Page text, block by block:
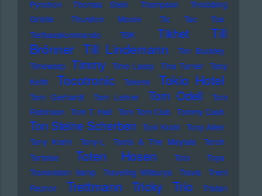
Pynchon
Thomas Stein Thompson
Throbbing
Gristle
Thurston Moore
Tic Tac Toe
Tiefbasskommando TBK
Tikhet
Till
Brönner Till Lindemann
Tim Buckley
Timewarp Timmy Timo Lassy Tina Turner Toby
Keith
Tocotronic Tokens Tokio Hotel
Tom Gerhardt Tom Lehrer Tom Odell
Tom
Robinson Tom T. Hall Tom Tom Club Tommy Cash
Ton Steine Scherben Toni Krahl Tony Allen
Tony Krahl
Tony-L Toots & The Maytals
Torch
Tortoise
Toten Hosen Toto
Toya
Transvision Vamp
Traveling Wilburys Travis
Trent
Reznor
Trettmann Tricky Trio
Tristan